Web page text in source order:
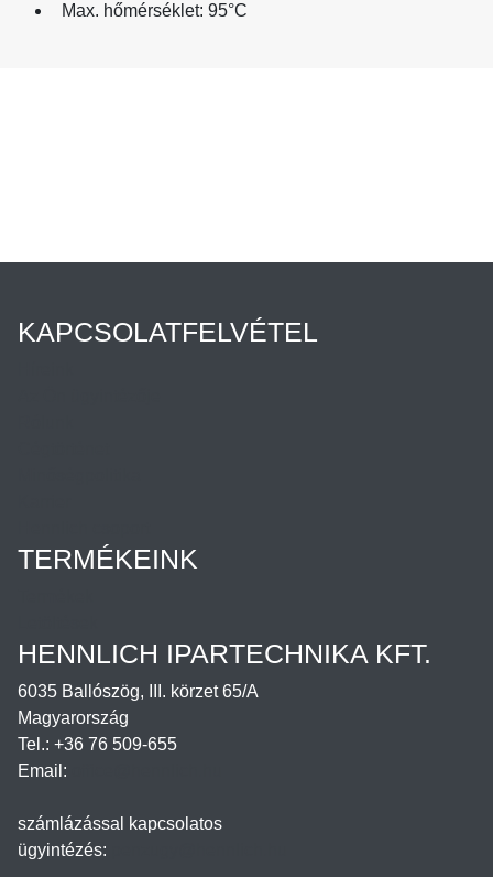
Max. hőmérséklet: 95°C
KAPCSOLATFELVÉTEL
TERMÉKEINK
HENNLICH IPARTECHNIKA KFT.
6035 Ballószög, III. körzet 65/A
Magyarország
Tel.: +36 76 509-655
Email:
számlázással kapcsolatos
ügyintézés: